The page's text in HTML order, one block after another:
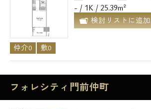
- / 1K / 25.39m²
検討リストに追加
仲介0 敷0
フォレシティ門前仲町